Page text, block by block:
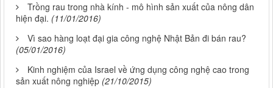
Trồng rau trong nhà kính - mô hình sản xuất của nông dân
hiện đại. (11/01/2016)
Vì sao hàng loạt đại gia công nghệ Nhật Bản đi bán rau?
(05/01/2016)
Kinh nghiệm của Israel về ứng dụng công nghệ cao trong
sản xuất nông nghiệp (21/10/2015)